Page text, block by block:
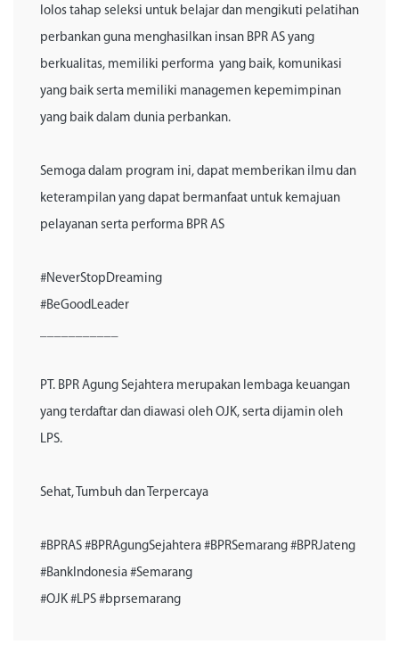
lolos tahap seleksi untuk belajar dan mengikuti pelatihan
perbankan guna menghasilkan insan BPR AS yang
berkualitas, memiliki performa yang baik, komunikasi
yang baik serta memiliki managemen kepemimpinan
yang baik dalam dunia perbankan.
Semoga dalam program ini, dapat memberikan ilmu dan
keterampilan yang dapat bermanfaat untuk kemajuan
pelayanan serta performa BPR AS
#NeverStopDreaming
#BeGoodLeader
PT. BPR Agung Sejahtera merupakan lembaga keuangan
yang terdaftar dan diawasi oleh OJK, serta dijamin oleh
LPS.
Sehat, Tumbuh dan Terpercaya
#BPRAS #BPRAgungSejahtera #BPRSemarang #BPRJateng
#BankIndonesia #Semarang
#OJK #LPS #bprsemarang